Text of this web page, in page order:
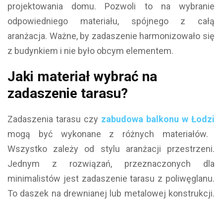
projektowania domu. Pozwoli to na wybranie
odpowiedniego materiału, spójnego z całą
aranżacja. Ważne, by zadaszenie harmonizowało się
z budynkiem i nie było obcym elementem.
Jaki materiał wybrać na
zadaszenie tarasu?
Zadaszenia tarasu czy zabudowa balkonu w Łodzi
mogą być wykonane z różnych materiałów.
Wszystko zależy od stylu aranżacji przestrzeni.
Jednym z rozwiązań, przeznaczonych dla
minimalistów jest zadaszenie tarasu z poliwęglanu.
To daszek na drewnianej lub metalowej konstrukcji.